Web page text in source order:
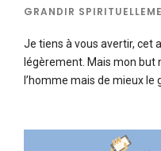
GRANDIR
Je tiens à vous avertir, cet
légèrement. Mais mon but
l’homme mais de mieux le